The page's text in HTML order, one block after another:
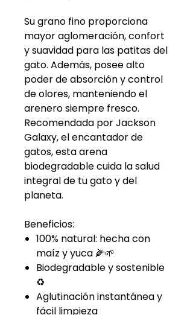
Su grano fino proporciona
mayor aglomeración, confort
y suavidad para las patitas del
gato. Además, posee alto
poder de absorción y control
de olores, manteniendo el
arenero siempre fresco.
Recomendada por Jackson
Galaxy, el encantador de
gatos, esta arena
biodegradable cuida la salud
integral de tu gato y del
planeta.
Beneficios:
100% natural: hecha con
maíz y yuca 🌽🌱
Biodegradable y sostenible
♻️
Aglutinación instantánea y
fácil limpieza